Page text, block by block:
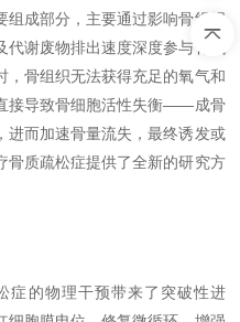
组成部分，主要通过影响骨组织
谢废物排出速度深度参与骨代
，骨组织无法获得充足的氧气和
接导致骨细胞活性失衡——成骨
进而加速骨量流失，最终诱发或
骨质疏松症提供了全新的研究方
症的物理干预带来了突破性进